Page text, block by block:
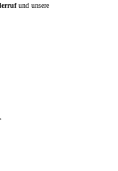
und unsere